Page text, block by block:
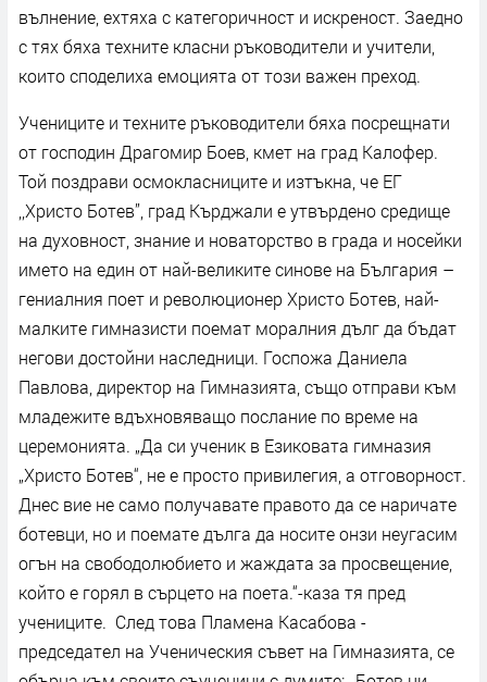
вълнение, ехтяха с категоричност и искреност. Заедно
с тях бяха техните класни ръководители и учители,
които споделиха емоцията от този важен преход.
Учениците и техните ръководители бяха посрещнати
от господин Драгомир Боев, кмет на град Калофер.
Той поздрави осмокласниците и изтъкна, че ЕГ
,,Христо Ботев”, град Кърджали е утвърдено средище
на духовност, знание и новаторство в града и носейки
името на един от най-великите синове на България –
гениалния поет и революционер Христо Ботев, най-
малките гимназисти поемат моралния дълг да бъдат
негови достойни наследници. Госпожа Даниела
Павлова, директор на Гимназията, също отправи към
младежите вдъхновяващо послание по време на
церемонията. „Да си ученик в Езиковата гимназия
„Христо Ботев“, не е просто привилегия, а отговорност.
Днес вие не само получавате правото да се наричате
ботевци, но и поемате дълга да носите онзи неугасим
огън на свободолюбието и жаждата за просвещение,
който е горял в сърцето на поета.“-каза тя пред
учениците. След това Пламена Касабова -
председател на Ученическия съвет на Гимназията, се